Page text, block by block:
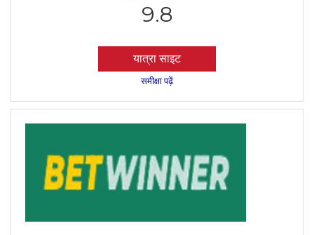
9.8
यात्रा साइट
समीक्षा पढ़ें